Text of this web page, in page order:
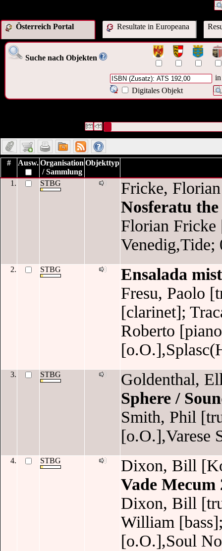
Österreich Portal Resultate in Europeana
Suche nach Objekten
in
Digitales Objekt
# Ausw.Organisation
/ Sammlung
Objekttyp
1. STBG
Fricke,
Nosferatu
Florian
Venedig,Tide;
2. STBG
Ensalada
Fresu, Paolo
[clarinet];
Roberto
3. STBG
Goldenthal,
Sphere /
Smith, Phil
[o.O.],Varese
4. STBG
Dixon, Bill
Vade
Dixon, Bill
William
[o.O.],Soul